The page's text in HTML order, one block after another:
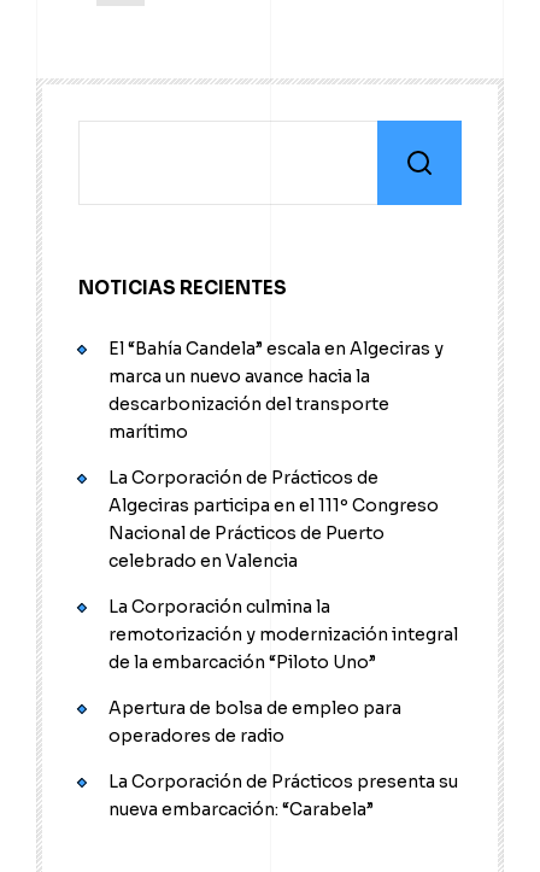
NOTICIAS RECIENTES
El “Bahía Candela” escala en Algeciras y
marca un nuevo avance hacia la
descarbonización del transporte
marítimo
La Corporación de Prácticos de
Algeciras participa en el 111º Congreso
Nacional de Prácticos de Puerto
celebrado en Valencia
La Corporación culmina la
remotorización y modernización integral
de la embarcación “Piloto Uno”
Apertura de bolsa de empleo para
operadores de radio
La Corporación de Prácticos presenta su
nueva embarcación: “Carabela”